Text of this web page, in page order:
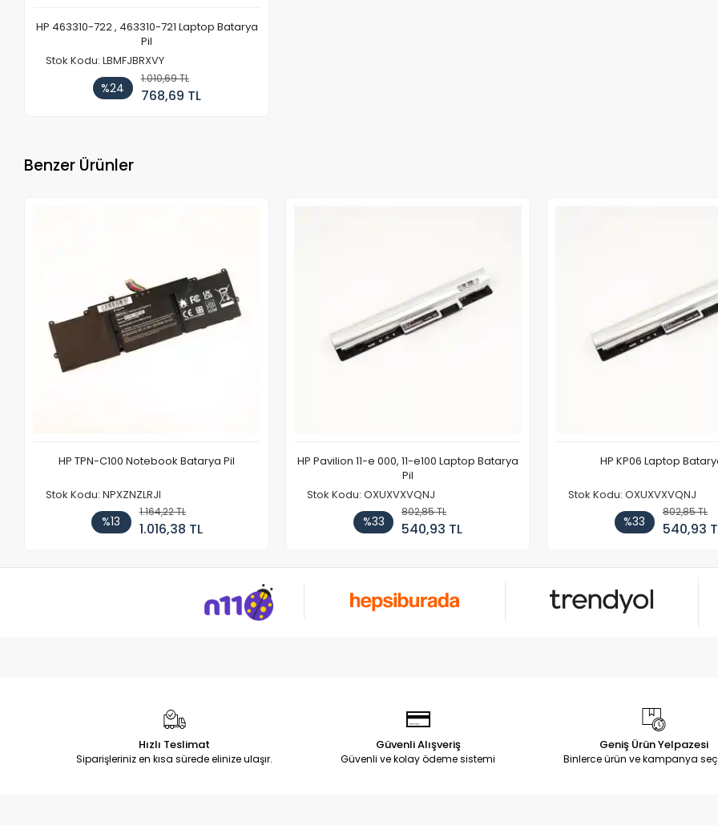
HP 463310-722 , 463310-721 Laptop Batarya
Pil
Stok Kodu: LBMFJBRXVY
%24
1.010,69 TL
768,69 TL
Benzer Ürünler
HP TPN-C100 Notebook Batarya Pil
Stok Kodu: NPXZNZLRJI
%13
1.164,22 TL
1.016,38 TL
HP Pavilion 11-e 000, 11-e100 Laptop Batarya
Pil
Stok Kodu: OXUXVXVQNJ
%33
802,85 TL
540,93 TL
HP KP06 Laptop
Stok Kodu: OXUXVXVQNJ
%33
802,85 TL
540,93
Hızlı Teslimat
Siparişleriniz en kısa sürede elinize ulaşır.
Güvenli Alışveriş
Güvenli ve kolay ödeme sistemi
Geniş Ürün Yelpazesi
Binlerce ürün ve kampanya